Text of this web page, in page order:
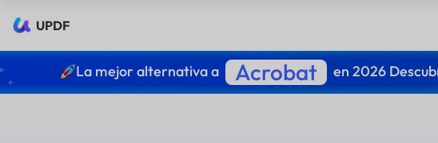
UPDF
La mejor alternativa a Acrobat en 2026